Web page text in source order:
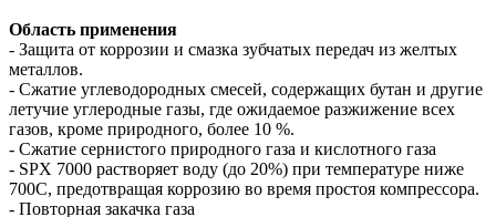
Область применения
- Защита от коррозии и смазка зубчатых передач из желтых
металлов.
- Сжатие углеводородных смесей, содержащих бутан и другие
летучие углеродные газы, где ожидаемое разжижение всех
газов, кроме природного, более 10 %.
- Сжатие сернистого природного газа и кислотного газа
- SPX 7000 растворяет воду (до 20%) при температуре ниже
700С, предотвращая коррозию во время простоя компрессора.
- Повторная закачка газа